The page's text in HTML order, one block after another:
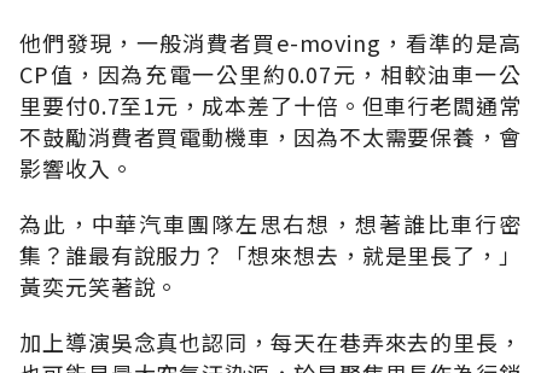
他們發現，一般消費者買e-moving，看準的是高
CP值，因為充電一公里約0.07元，相較油車一公
里要付0.7至1元，成本差了十倍。但車行老闆通常
不鼓勵消費者買電動機車，因為不太需要保養，會
影響收入。
為此，中華汽車團隊左思右想，想著誰比車行密
集？誰最有說服力？「想來想去，就是里長了，」
黃奕元笑著說。
加上導演吳念真也認同，每天在巷弄來去的里長，